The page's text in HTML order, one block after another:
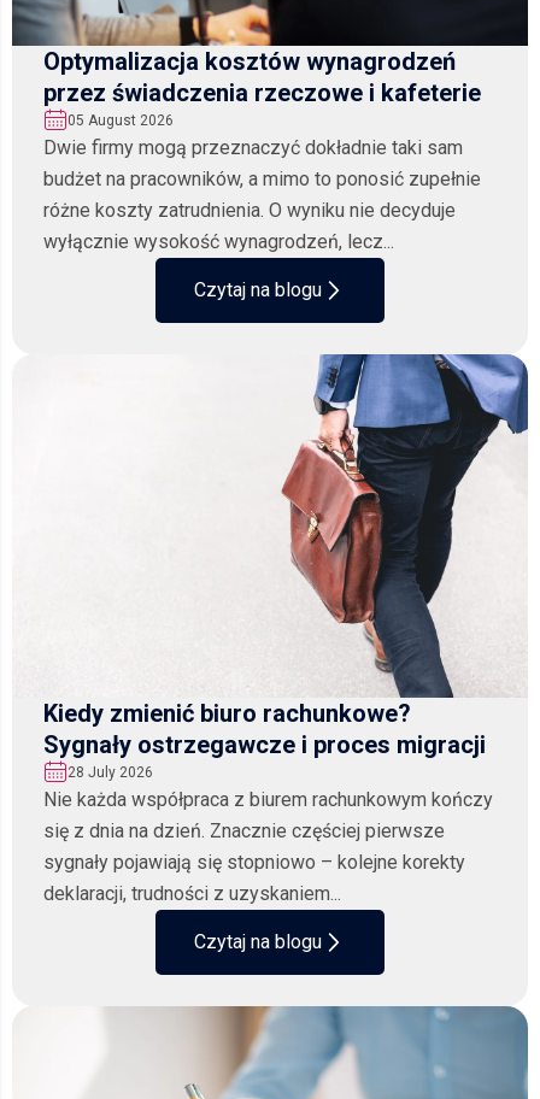
Optymalizacja kosztów wynagrodzeń
przez świadczenia rzeczowe i kafeterie
05 August 2026
Dwie firmy mogą przeznaczyć dokładnie taki sam
budżet na pracowników, a mimo to ponosić zupełnie
różne koszty zatrudnienia. O wyniku nie decyduje
wyłącznie wysokość wynagrodzeń, lecz...
Czytaj na blogu
Kiedy zmienić biuro rachunkowe?
Sygnały ostrzegawcze i proces migracji
28 July 2026
Nie każda współpraca z biurem rachunkowym kończy
się z dnia na dzień. Znacznie częściej pierwsze
sygnały pojawiają się stopniowo – kolejne korekty
deklaracji, trudności z uzyskaniem...
Czytaj na blogu